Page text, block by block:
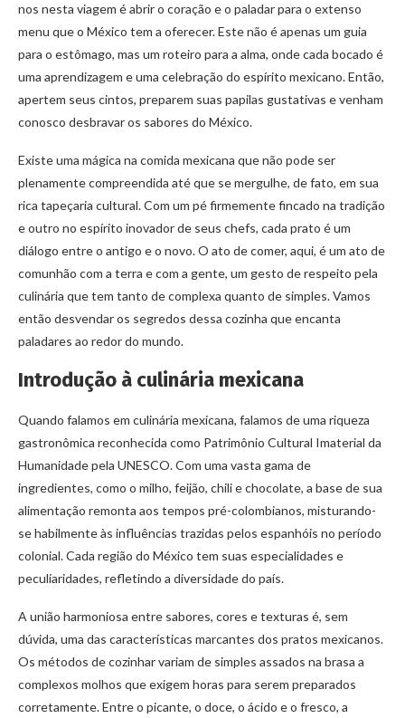
nos nesta viagem é abrir o coração e o paladar para o extenso
menu que o México tem a oferecer. Este não é apenas um guia
para o estômago, mas um roteiro para a alma, onde cada bocado é
uma aprendizagem e uma celebração do espírito mexicano. Então,
apertem seus cintos, preparem suas papilas gustativas e venham
conosco desbravar os sabores do México.
Existe uma mágica na comida mexicana que não pode ser
plenamente compreendida até que se mergulhe, de fato, em sua
rica tapeçaria cultural. Com um pé firmemente fincado na tradição
e outro no espírito inovador de seus chefs, cada prato é um
diálogo entre o antigo e o novo. O ato de comer, aqui, é um ato de
comunhão com a terra e com a gente, um gesto de respeito pela
culinária que tem tanto de complexa quanto de simples. Vamos
então desvendar os segredos dessa cozinha que encanta
paladares ao redor do mundo.
Introdução à culinária mexicana
Quando falamos em culinária mexicana, falamos de uma riqueza
gastronômica reconhecida como Patrimônio Cultural Imaterial da
Humanidade pela UNESCO. Com uma vasta gama de
ingredientes, como o milho, feijão, chili e chocolate, a base de sua
alimentação remonta aos tempos pré-colombianos, misturando-
se habilmente às influências trazidas pelos espanhóis no período
colonial. Cada região do México tem suas especialidades e
peculiaridades, refletindo a diversidade do país.
A união harmoniosa entre sabores, cores e texturas é, sem
dúvida, uma das características marcantes dos pratos mexicanos.
Os métodos de cozinhar variam de simples assados na brasa a
complexos molhos que exigem horas para serem preparados
corretamente. Entre o picante, o doce, o ácido e o fresco, a